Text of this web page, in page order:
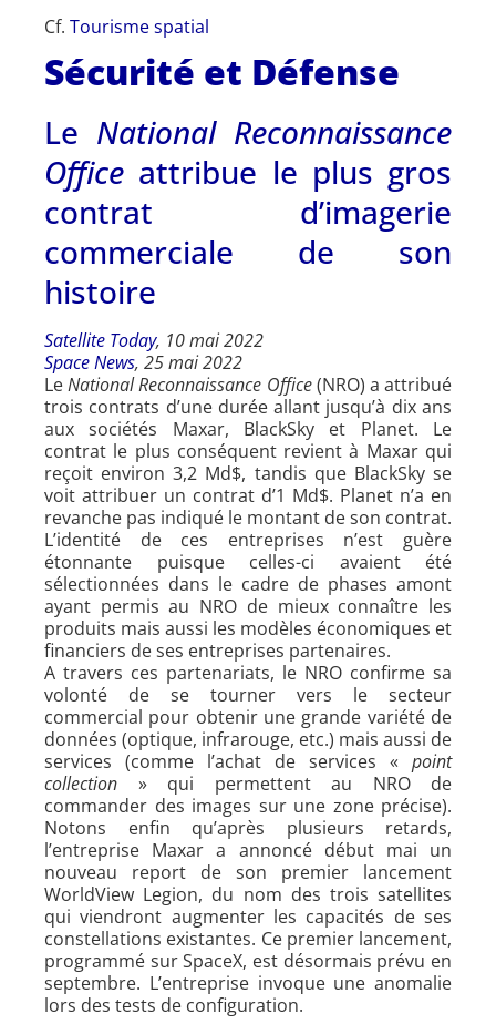
Cf. Tourisme spatial
Sécurité et Défense
Le National Reconnaissance
Office attribue le plus gros
contrat d’imagerie
commerciale de son
histoire
Satellite Today, 10 mai 2022
Space News, 25 mai 2022
LeNational Reconnaissance Office(NRO) a attribué
trois contrats d’une durée allant jusqu’à dix ans
aux sociétés Maxar, BlackSky et Planet. Le
contrat le plus conséquent revient à Maxar qui
reçoit environ 3,2 Md$, tandis que BlackSky se
voit attribuer un contrat d’1 Md$. Planet n’a en
revanche pas indiqué le montant de son contrat.
L’identité de ces entreprises n’est guère
étonnante puisque celles-ci avaient été
sélectionnées dans le cadre de phases amont
ayant permis au NRO de mieux connaître les
produits mais aussi les modèles économiques et
financiers de ses entreprises partenaires.
A travers ces partenariats, le NRO confirme sa
volonté de se tourner vers le secteur
commercial pour obtenir une grande variété de
données (optique, infrarouge, etc.) mais aussi de
services (comme l’achat de services « point
collection » qui permettent au NRO de
commander des images sur une zone précise).
Notons enfin qu’après plusieurs retards,
l’entreprise Maxar a annoncé début mai un
nouveau report de son premier lancement
WorldView Legion, du nom des trois satellites
qui viendront augmenter les capacités de ses
constellations existantes. Ce premier lancement,
programmé sur SpaceX, est désormais prévu en
septembre. L’entreprise invoque une anomalie
lors des tests de configuration.